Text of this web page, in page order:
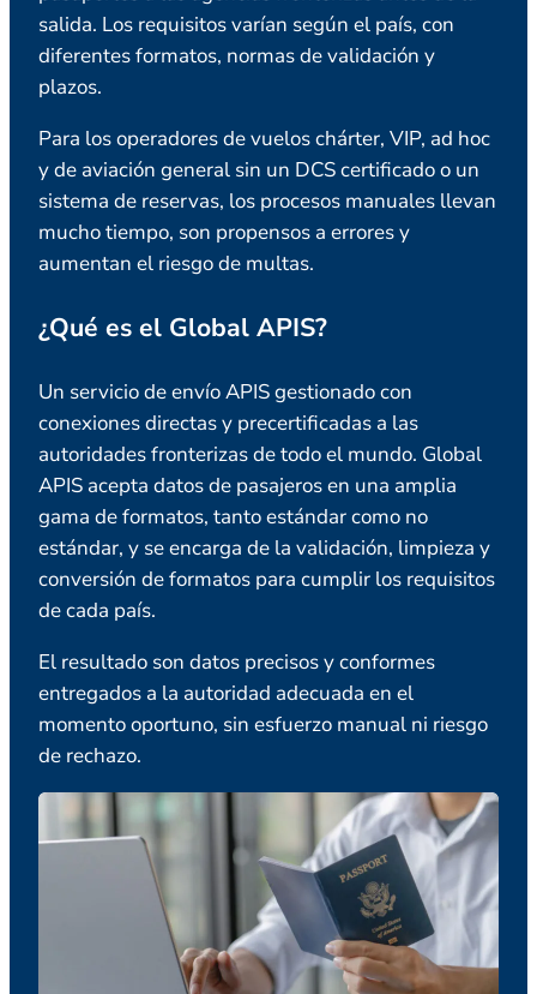
salida. Los requisitos varían según el país, con
diferentes formatos, normas de validación y
plazos.
Para los operadores de vuelos chárter, VIP, ad hoc
y de aviación general sin un DCS certificado o un
sistema de reservas, los procesos manuales llevan
mucho tiempo, son propensos a errores y
aumentan el riesgo de multas.
¿Qué es el Global APIS?
Un servicio de envío APIS gestionado con
conexiones directas y precertificadas a las
autoridades fronterizas de todo el mundo. Global
APIS acepta datos de pasajeros en una amplia
gama de formatos, tanto estándar como no
estándar, y se encarga de la validación, limpieza y
conversión de formatos para cumplir los requisitos
de cada país.
El resultado son datos precisos y conformes
entregados a la autoridad adecuada en el
momento oportuno, sin esfuerzo manual ni riesgo
de rechazo.